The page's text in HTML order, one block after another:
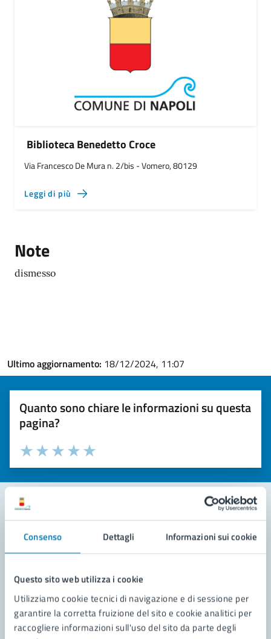
Consenso Dettagli Informazioni sui cookie
Questo sito web utilizza i cookie
Utilizziamo cookie tecnici di navigazione e di sessione per
garantire la corretta fruizione del sito e cookie analitici per
raccogliere informazioni sull'uso del sito da parte degli
Biblioteca Benedetto Croce
Via Francesco De Mura n. 2/bis - Vomero, 80129
Leggi di più
Note
dismesso
Ultimo aggiornamento: 18/12/2024, 11:07
Quanto sono chiare le informazioni su questa
pagina?
Valuta la chiarezza delle informazioni (da 1 a 5 stelle)
Seleziona il numero di stelle per valutare la chiarezza delle
Valuta 5 stelle su 5
Valuta 4 stelle su 5
Valuta 3 stelle su 5
Valuta 2 stelle su 5
Valuta 1 stelle su 5
Contatta il comune
Leggi le domande frequenti
Richiedi assistenza
Prenota appuntamento